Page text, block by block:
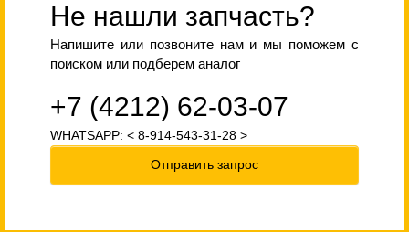
Не нашли запчасть?
Напишите или позвоните нам и мы поможем с
поиском или подберем аналог
+7 (4212) 62-03-07
WHATSAPP: < 8-914-543-31-28 >
Отправить запрос